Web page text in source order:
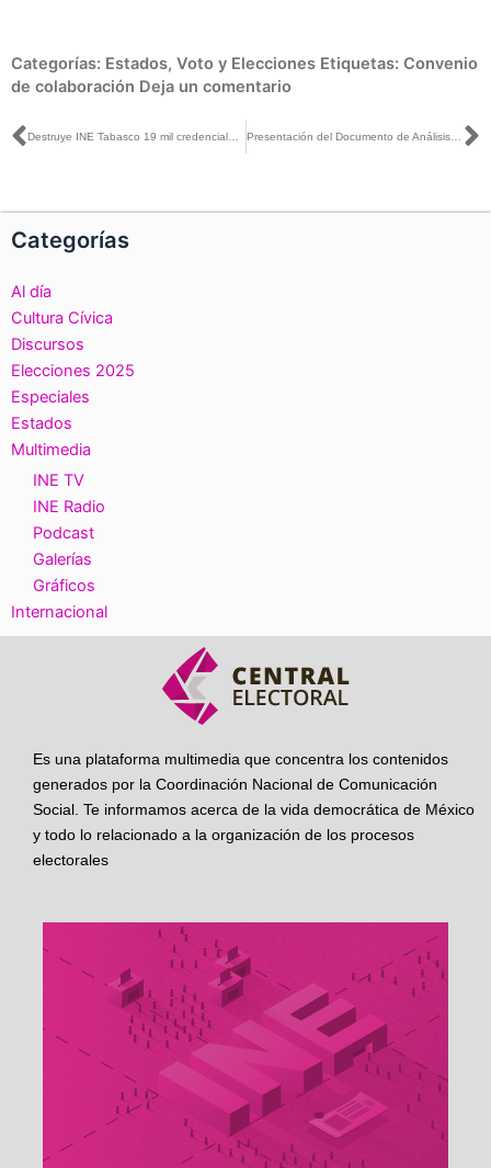
Categorías: Estados, Voto y Elecciones Etiquetas: Convenio
de colaboración Deja un comentario
Ant Destruye INE Tabasco 19 mil credenciales de elector Presentación del Documento de Análisis y Evaluación del Convenio General de Coordinación y Colaboración INE-IECM, para el Proceso Electoral Concurrente 2020-2021.
Categorías
Al día
Cultura Cívica
Discursos
Elecciones 2025
Especiales
Estados
Multimedia
INE TV
INE Radio
Podcast
Galerías
Gráficos
Internacional
Es una plataforma multimedia que concentra los contenidos
generados por la Coordinación Nacional de Comunicación
Social. Te informamos acerca de la vida democrática de México
y todo lo relacionado a la organización de los procesos
electorales